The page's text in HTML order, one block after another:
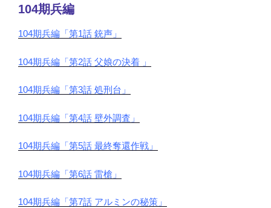
104期兵編
104期兵編「第1話 銃声」
104期兵編「第2話 父娘の決着 」
104期兵編「第3話 処刑台」
104期兵編「第4話 壁外調査」
104期兵編「第5話 最終奪還作戦」
104期兵編「第6話 雷槍」
104期兵編「第7話 アルミンの秘策」